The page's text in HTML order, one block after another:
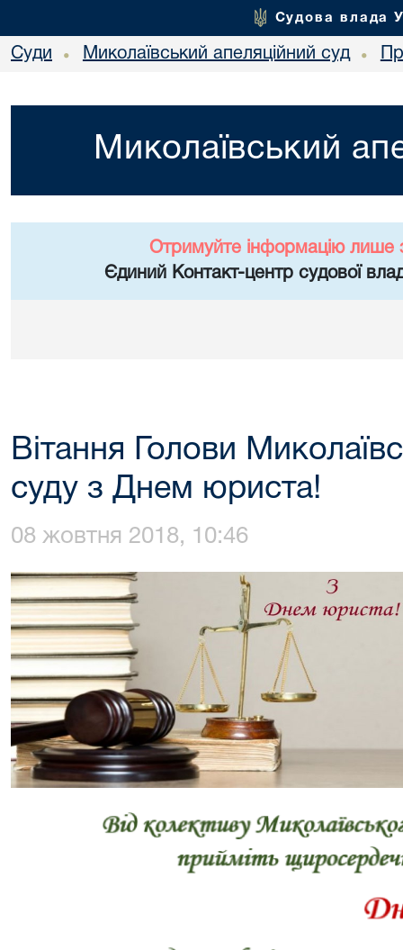
Судова влада
Суди • Миколаївський апеляційний суд •
Миколаївський
Отримуйте інформацію лише
Єдиний Контакт-центр судової
Вітання Голови
суду з Днем юриста!
08 жовтня 2018, 10:46